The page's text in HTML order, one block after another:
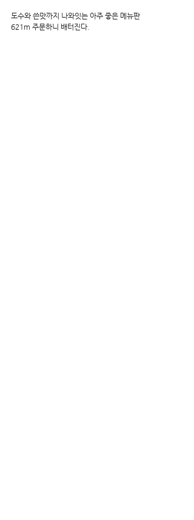
도수와 쓴맛까지 나와잇는 아주 좋은 메뉴판
621m 주문하니 배터진다.